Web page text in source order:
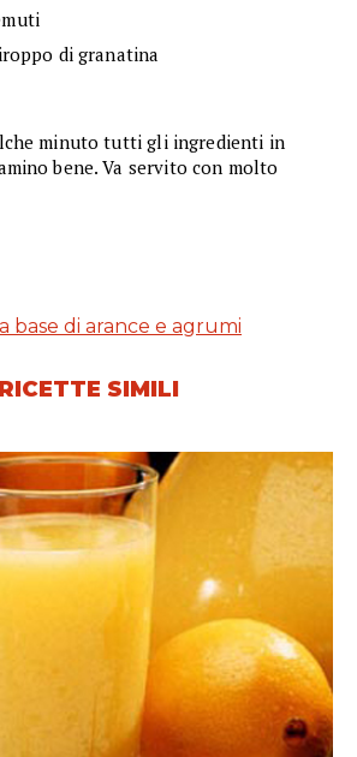
di granatina
minuto tutti gli ingredienti in
bene. Va servito con molto
base di arance e agrumi
RICETTE SIMILI